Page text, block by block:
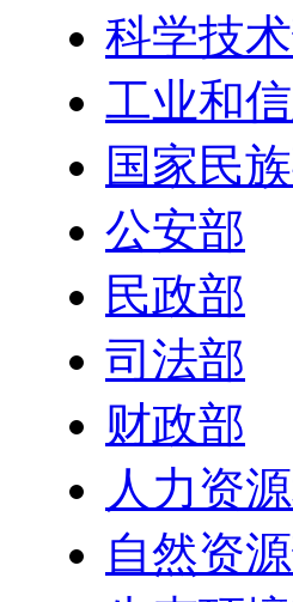
科学技
工业和
国家民
公安部
民政部
司法部
财政部
人力资
自然资